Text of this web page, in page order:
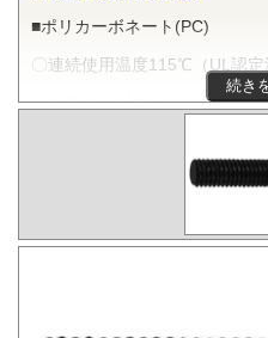
■ポリカーボネート(PC)
〇連続使用温度115℃（UL認
ポリカーボネートは非晶性の
どをバランスよく備え、かつ
ら、電気・電子分野から自動
■ポリフェニレンサルファイド
続き